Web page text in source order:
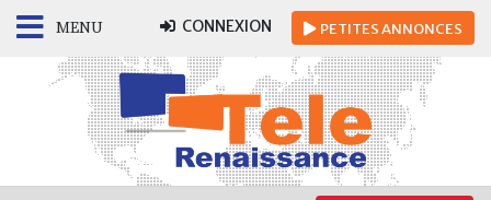
MENU CONNEXION PETITESANNONCES